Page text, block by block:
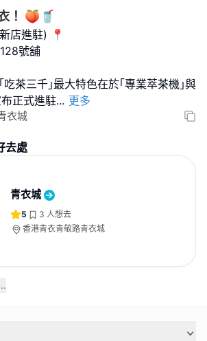
！ 🍑🥤
店進駐) 📍
號舖
吃茶三千｣最大特色在於｢專業萃茶機｣與
正式進駐... 更多
衣城
去處
青衣城
5 3 人想去
香港青衣青敬路青衣城